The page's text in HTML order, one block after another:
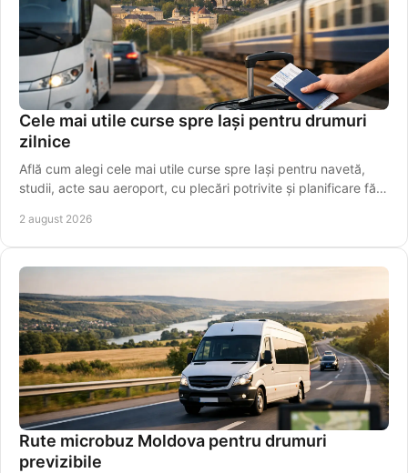
Cele mai utile curse spre Iași pentru drumuri
zilnice
Află cum alegi cele mai utile curse spre Iași pentru navetă,
studii, acte sau aeroport, cu plecări potrivite și planificare fără
2 august 2026
Rute microbuz Moldova pentru drumuri
previzibile